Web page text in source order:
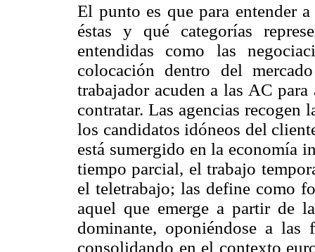
El punto es que para entender
éstas y qué categorías
entendidas como las
colocación dentro del
trabajador acuden a las AC
contratar. Las agencias recogen
los candidatos idóneos del
está sumergido en la economía
tiempo parcial, el trabajo
el teletrabajo; las define como
aquel que emerge a partir de
dominante, oponiéndose a las
consolidando en el contexto